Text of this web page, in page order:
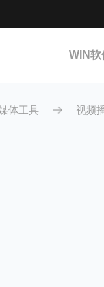
WIN软
体工具 视频